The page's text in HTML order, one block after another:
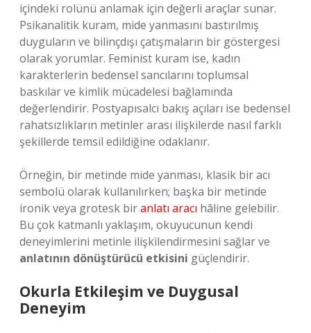
içindeki rolünü anlamak için değerli araçlar sunar.
Psikanalitik kuram, mide yanmasını bastırılmış
duyguların ve bilinçdışı çatışmaların bir göstergesi
olarak yorumlar. Feminist kuram ise, kadın
karakterlerin bedensel sancılarını toplumsal
baskılar ve kimlik mücadelesi bağlamında
değerlendirir. Postyapısalcı bakış açıları ise bedensel
rahatsızlıkların metinler arası ilişkilerde nasıl farklı
şekillerde temsil edildiğine odaklanır.
Örneğin, bir metinde mide yanması, klasik bir acı
sembolü olarak kullanılırken; başka bir metinde
ironik veya grotesk biranlatı aracı hâline gelebilir.
Bu çok katmanlı yaklaşım, okuyucunun kendi
deneyimlerini metinle ilişkilendirmesini sağlar ve
anlatının dönüştürücü etkisini güçlendirir.
Okurla Etkileşim ve Duygusal
Deneyim